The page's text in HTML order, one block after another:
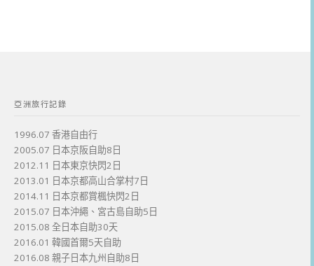
亞洲旅行記錄
1996.07 香港自由行
2005.07 日本京阪自助8日
2012.11 日本東京快閃2日
2013.01 日本京都高山合掌村7日
2014.11 日本京都賞楓快閃2日
2015.07 日本沖繩、宮古島自助5日
2015.08 全日本自助30天
2016.01 韓國首爾5天自助
2016.08 親子日本九州自助8日